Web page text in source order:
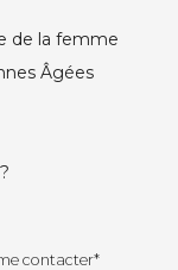
de la femme
Âgées
contacter*